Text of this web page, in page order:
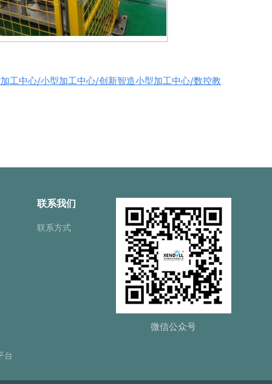
工中心/小型加工中心/创新智造小型加工中心/数控教
台
联系我们
联系方式
微信公众号